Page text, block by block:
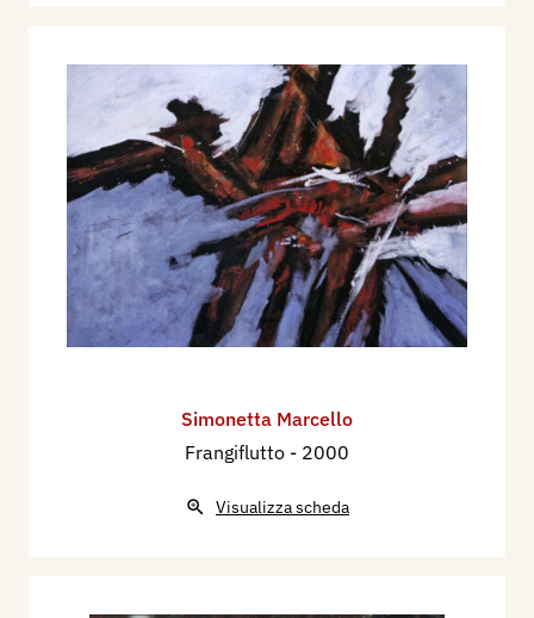
Simonetta Marcello
Frangiflutto - 2000
Visualizza scheda